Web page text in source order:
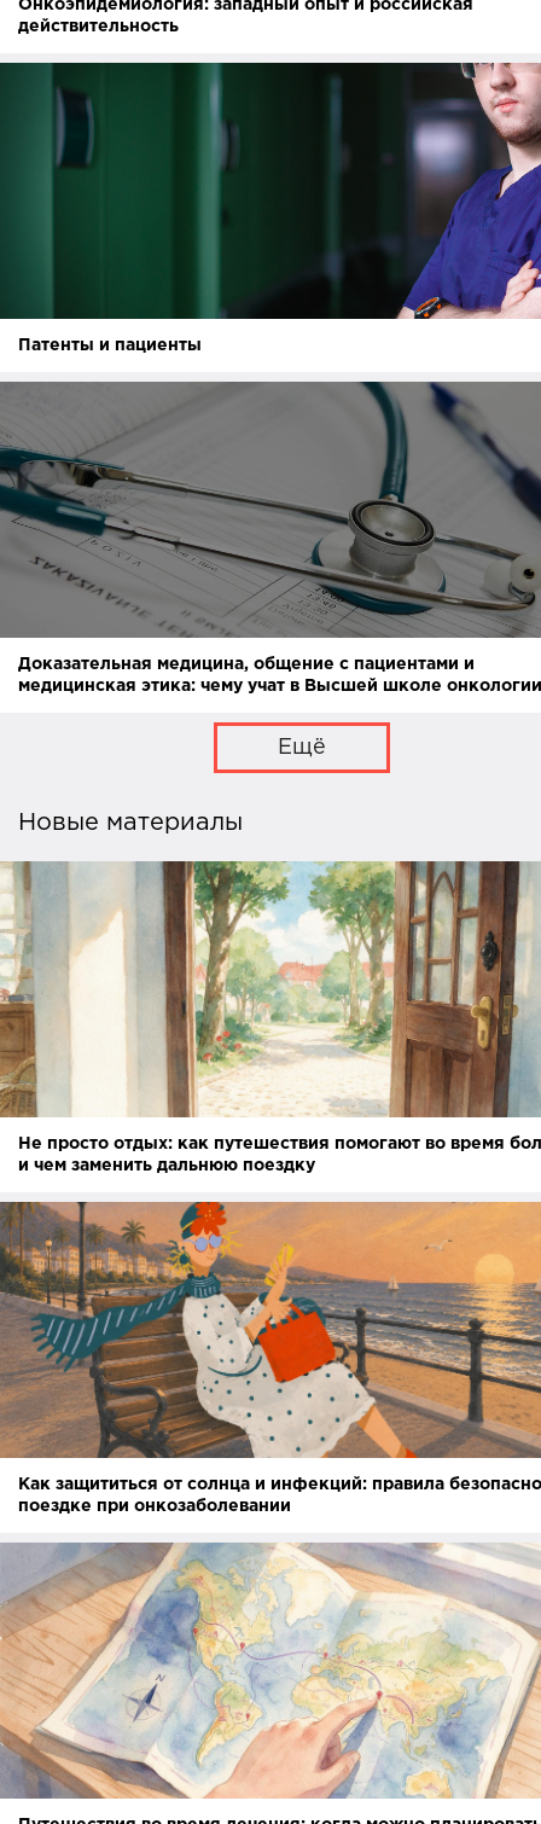
Онкоэпидемиология: западный опыт и российская
действительность
Патенты и пациенты
Доказательная медицина, общение с пациентами и
медицинская этика: чему учат в Высшей школе
Ещё
Новые материалы
Не просто отдых: как путешествия помогают во время
и чем заменить дальнюю поездку
Как защититься от солнца и инфекций: правила
поездке при онкозаболевании